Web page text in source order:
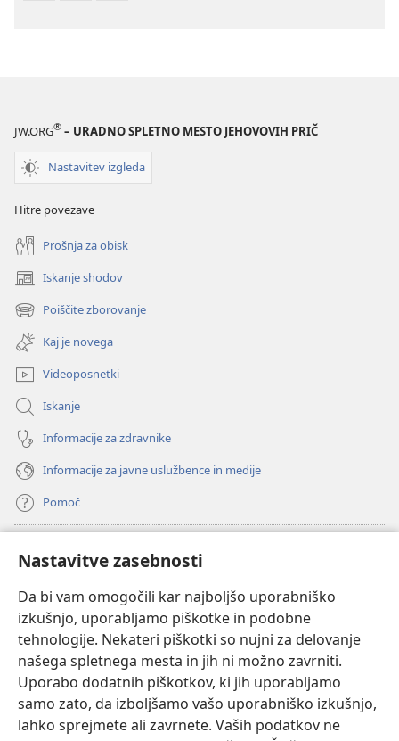
Nastavitve zasebnosti
Da bi vam omogočili kar najboljšo uporabniško
izkušnjo, uporabljamo piškotke in podobne
tehnologije. Nekateri piškotki so nujni za delovanje
našega spletnega mesta in jih ni možno zavrniti.
Uporabo dodatnih piškotkov, ki jih uporabljamo
samo zato, da izboljšamo vašo uporabniško izkušnjo,
lahko sprejmete ali zavrnete. Vaših podatkov ne
JW.ORG® – URADNO SPLETNO MESTO JEHOVOVIH PRIČ
Nastavitev izgleda
Hitre povezave
Prošnja za obisk
Iskanje shodov
(odpre
novo
okno)
Poiščite zborovanje
(odpre
novo
okno)
Kaj je novega
Videoposnetki
Iskanje
Informacije za zdravnike
Informacije za javne uslužbence in medije
Pomoč
(odpre
novo
okno) Watchtowerjeva SPLETNA KNJIŽNICA™
(odpre
novo
okno) JW Hub
(odpre
novo
okno)JW Library
Watchtower Library